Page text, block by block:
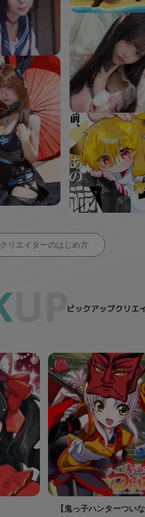
クリエイターのはじめ方